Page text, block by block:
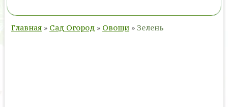
Главная » Сад Огород » Овощи » Зелень